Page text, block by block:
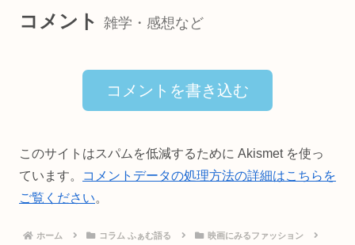
コメント 雑学・感想など
コメントを書き込む
このサイトはスパムを低減するために Akismet を使っ
ています。
コメントデータの処理方法の詳細はこちらを
ご覧ください。
ホーム コラム ふぁむ語る
映画にみるファッション